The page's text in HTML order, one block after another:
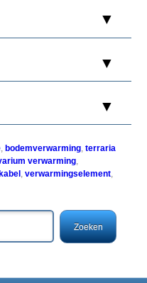
, bodemverwarming,terraria
verwarming,
,verwarmingselement,